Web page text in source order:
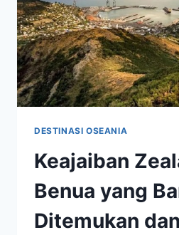
DESTINASI OSEANIA
Keajaiban
Benua yang
Ditemukan